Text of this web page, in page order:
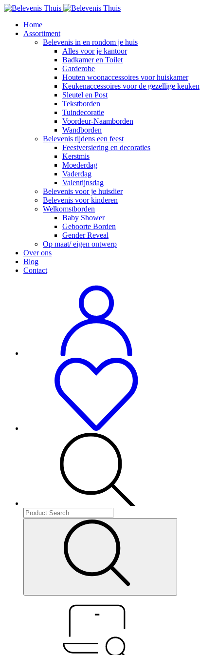
Home
Assortiment
Belevenis in en rondom je huis
Alles voor je kantoor
Badkamer en Toilet
Garderobe
Houten woonaccessoires voor huiskamer
Keukenaccessoires voor de gezellige keuken
Sleutel en Post
Tekstborden
Tuindecoratie
Voordeur-Naamborden
Wandborden
Belevenis tijdens een feest
Feestversiering en decoraties
Kerstmis
Moederdag
Vaderdag
Valentijnsdag
Belevenis voor je huisdier
Belevenis voor kinderen
Welkomstborden
Baby Shower
Geboorte Borden
Gender Reveal
Op maat/ eigen ontwerp
Over ons
Blog
Contact